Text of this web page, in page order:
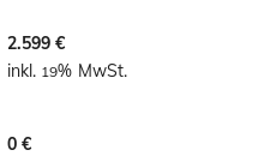
2.599 €
inkl. 19% MwSt.
0 €